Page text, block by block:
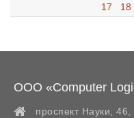
17
18
ООО «Computer
проспект Науки,